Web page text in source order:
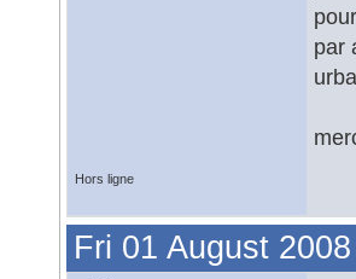
par
Hors ligne
Fri 01 August